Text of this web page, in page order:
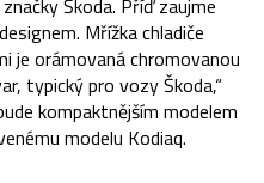
Mřížka chladiče
je orámovaná chromovanou
typický pro vozy Škoda,“
kompaktnějším modelem
modelu Kodiaq.